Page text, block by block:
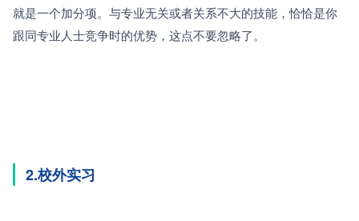
就是一个加分项。与专业无关或者关系不大的技能，恰恰是你
跟同专业人士竞争时的优势，这点不要忽略了。
2.校外实习